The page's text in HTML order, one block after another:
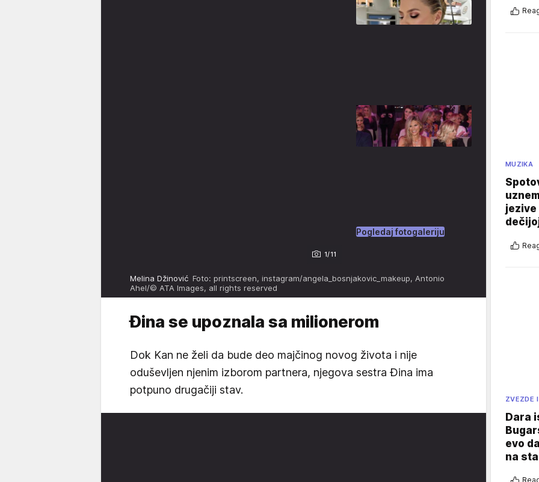
1/11
Pogledaj fotogaleriju
Melina Džinović Foto: printscreen, instagram/angela_bosnjakovic_makeup, Antonio
Ahel/© ATA Images, all rights reserved
Đina se upoznala sa milionerom
Dok Kan ne želi da bude deo majčinog novog života i nije
oduševljen njenim izborom partnera, njegova sestra Đina ima
potpuno drugačiji stav.
MUZIKA
jezive
ZVEZDE
Dara
evo
na